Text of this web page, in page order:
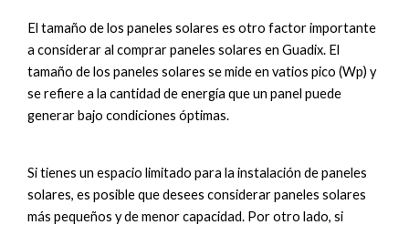
El tamaño de los paneles solares es otro factor importante
a considerar al comprar paneles solares en Guadix. El
tamaño de los paneles solares se mide en vatios pico (Wp) y
se refiere a la cantidad de energía que un panel puede
generar bajo condiciones óptimas.
Si tienes un espacio limitado para la instalación de paneles
solares, es posible que desees considerar paneles solares
más pequeños y de menor capacidad. Por otro lado, si